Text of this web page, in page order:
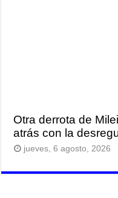
Otra derrota de
atrás con la
jueves, 6 agosto, 2026